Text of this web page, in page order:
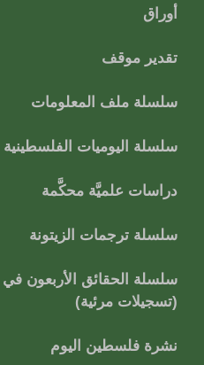
أوراق
تقدير موقف
سلسلة ملف المعلومات
سلسلة اليوميات الفلسطينية
دراسات علميَّة محكَّمة
سلسلة ترجمات الزيتونة
سلسلة الحقائق الأربعون في
(تسجيلات مرئية)
نشرة فلسطين اليوم